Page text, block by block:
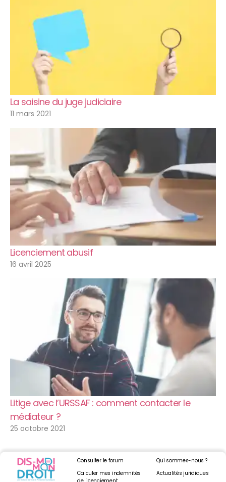
La saisine du juge judiciaire
11 mars 2021
Licenciement abusif
16 avril 2025
Litige avec l’URSSAF : comment contacter le
médiateur ?
25 octobre 2021
Consulter le forum
Calculer mes indemnités
Qui sommes-nous ?
Actualités juridiques